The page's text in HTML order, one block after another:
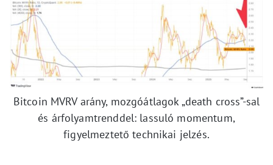
Bitcoin MVRV arány, mozgóátlagok „death cross”-sal
és árfolyamtrenddel: lassuló momentum,
figyelmeztető technikai jelzés.